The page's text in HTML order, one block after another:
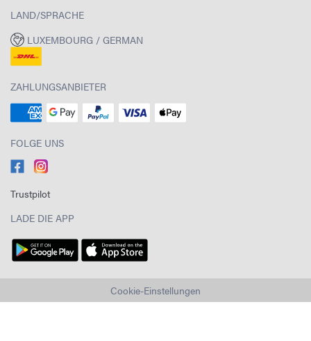
LAND/SPRACHE
LUXEMBOURG / GERMAN
ZAHLUNGSANBIETER
FOLGE UNS
Trustpilot
LADE DIE APP
Cookie-Einstellungen